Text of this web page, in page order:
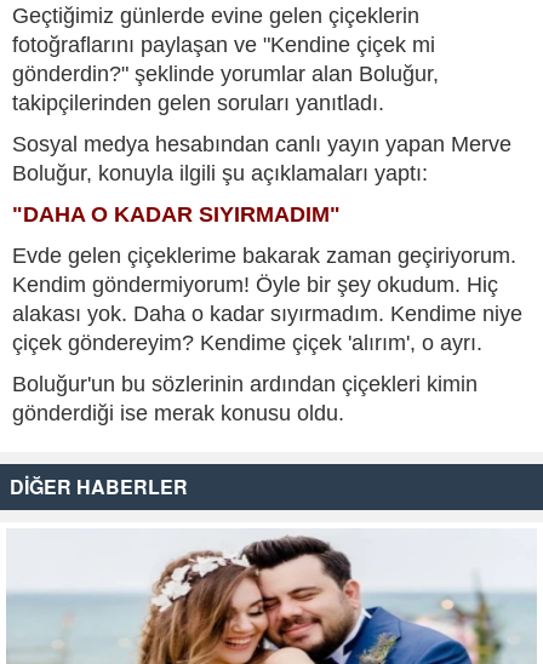
Geçtiğimiz günlerde evine gelen çiçeklerin
fotoğraflarını paylaşan ve "Kendine çiçek mi
gönderdin?" şeklinde yorumlar alan Boluğur,
takipçilerinden gelen soruları yanıtladı.
Sosyal medya hesabından canlı yayın yapan Merve
Boluğur, konuyla ilgili şu açıklamaları yaptı:
"DAHA O KADAR SIYIRMADIM"
Evde gelen çiçeklerime bakarak zaman geçiriyorum.
Kendim göndermiyorum! Öyle bir şey okudum. Hiç
alakası yok. Daha o kadar sıyırmadım. Kendime niye
çiçek göndereyim? Kendime çiçek 'alırım', o ayrı.
Boluğur'un bu sözlerinin ardından çiçekleri kimin
gönderdiği ise merak konusu oldu.
DİĞER HABERLER